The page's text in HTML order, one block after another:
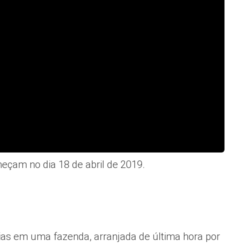
no dia 18 de abril de 2019.
em uma fazenda, arranjada de última hora por